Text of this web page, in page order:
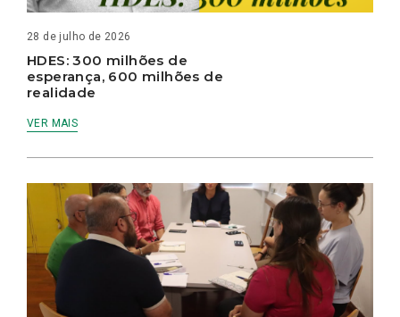
28 de julho de 2026
HDES: 300 milhões de
esperança, 600 milhões de
realidade
VER MAIS